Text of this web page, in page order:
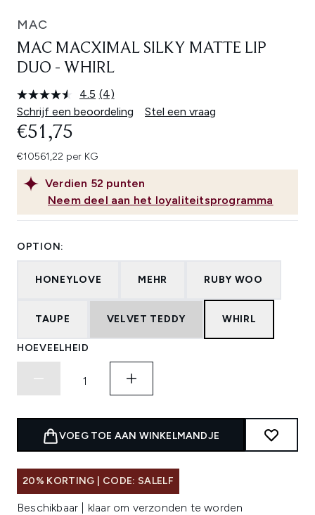
MAC
MAC MACXIMAL SILKY MATTE LIP
DUO - WHIRL
4.5 Lees
4
beoordelingen.
(4)
Schrijf een beoordeling
Stel een vraag
Verdien 52 punten
Neem deel aan het loyaliteitsprogramma
€51,75
€10561,22 per KG
OPTION:
HONEYLOVE MEHR RUBY WOO
TAUPE VELVET TEDDY WHIRL
HOEVEELHEID
VOEG TOE AAN WINKELMANDJE
20% KORTING | CODE: SALELF
Beschikbaar | klaar om verzonden te worden